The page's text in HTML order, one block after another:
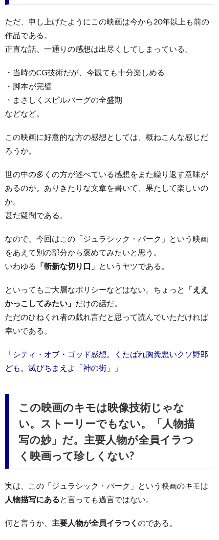
ただ、申し上げたようにこの映画は今から20年以上も前の
作品である。
正直な話、一通りの感想は出尽くしてしまっている。
・当時のCG技術だが、今観ても十分楽しめる
・脚本が完璧
・まさしくスピルバーグの全盛期
などなど。
この映画に好意的な方の感想としては、概ねこんな感じだ
ろうか。
世の中の多くの方が述べている感想をまた繰り返す意味が
あるのか。ありきたりな文章を書いて、果たして楽しいの
か。
甚だ疑問である。
なので、今回はこの「ジュラシック・パーク」という映画
をあえて別の部分から褒めてみたいと思う。
いわゆる 「斬新な切り口」 というヤツである。
といってもご大層なポリシーなどはない。ちょっと
「ええ
かっこしてみたい」 だけの話だ。
ただのひねくれ者の戯れ言だと思って読んでいただければ
幸いである。
「シティ・オブ・ゴッド感想。くたばれ胸糞悪いクソ野郎
ども。滅びちまえよ「神の街」」
この映画のキモは映像技術じゃな
い。ストーリーでもない。「人物描
写の妙」だ。主要人物が全員イラつ
く映画って珍しくない?
実は、この「ジュラシック・パーク」という映画のキモは
人物描写にある と言っても過言ではない。
何と言うか、 主要人物が全員イラつく のである。